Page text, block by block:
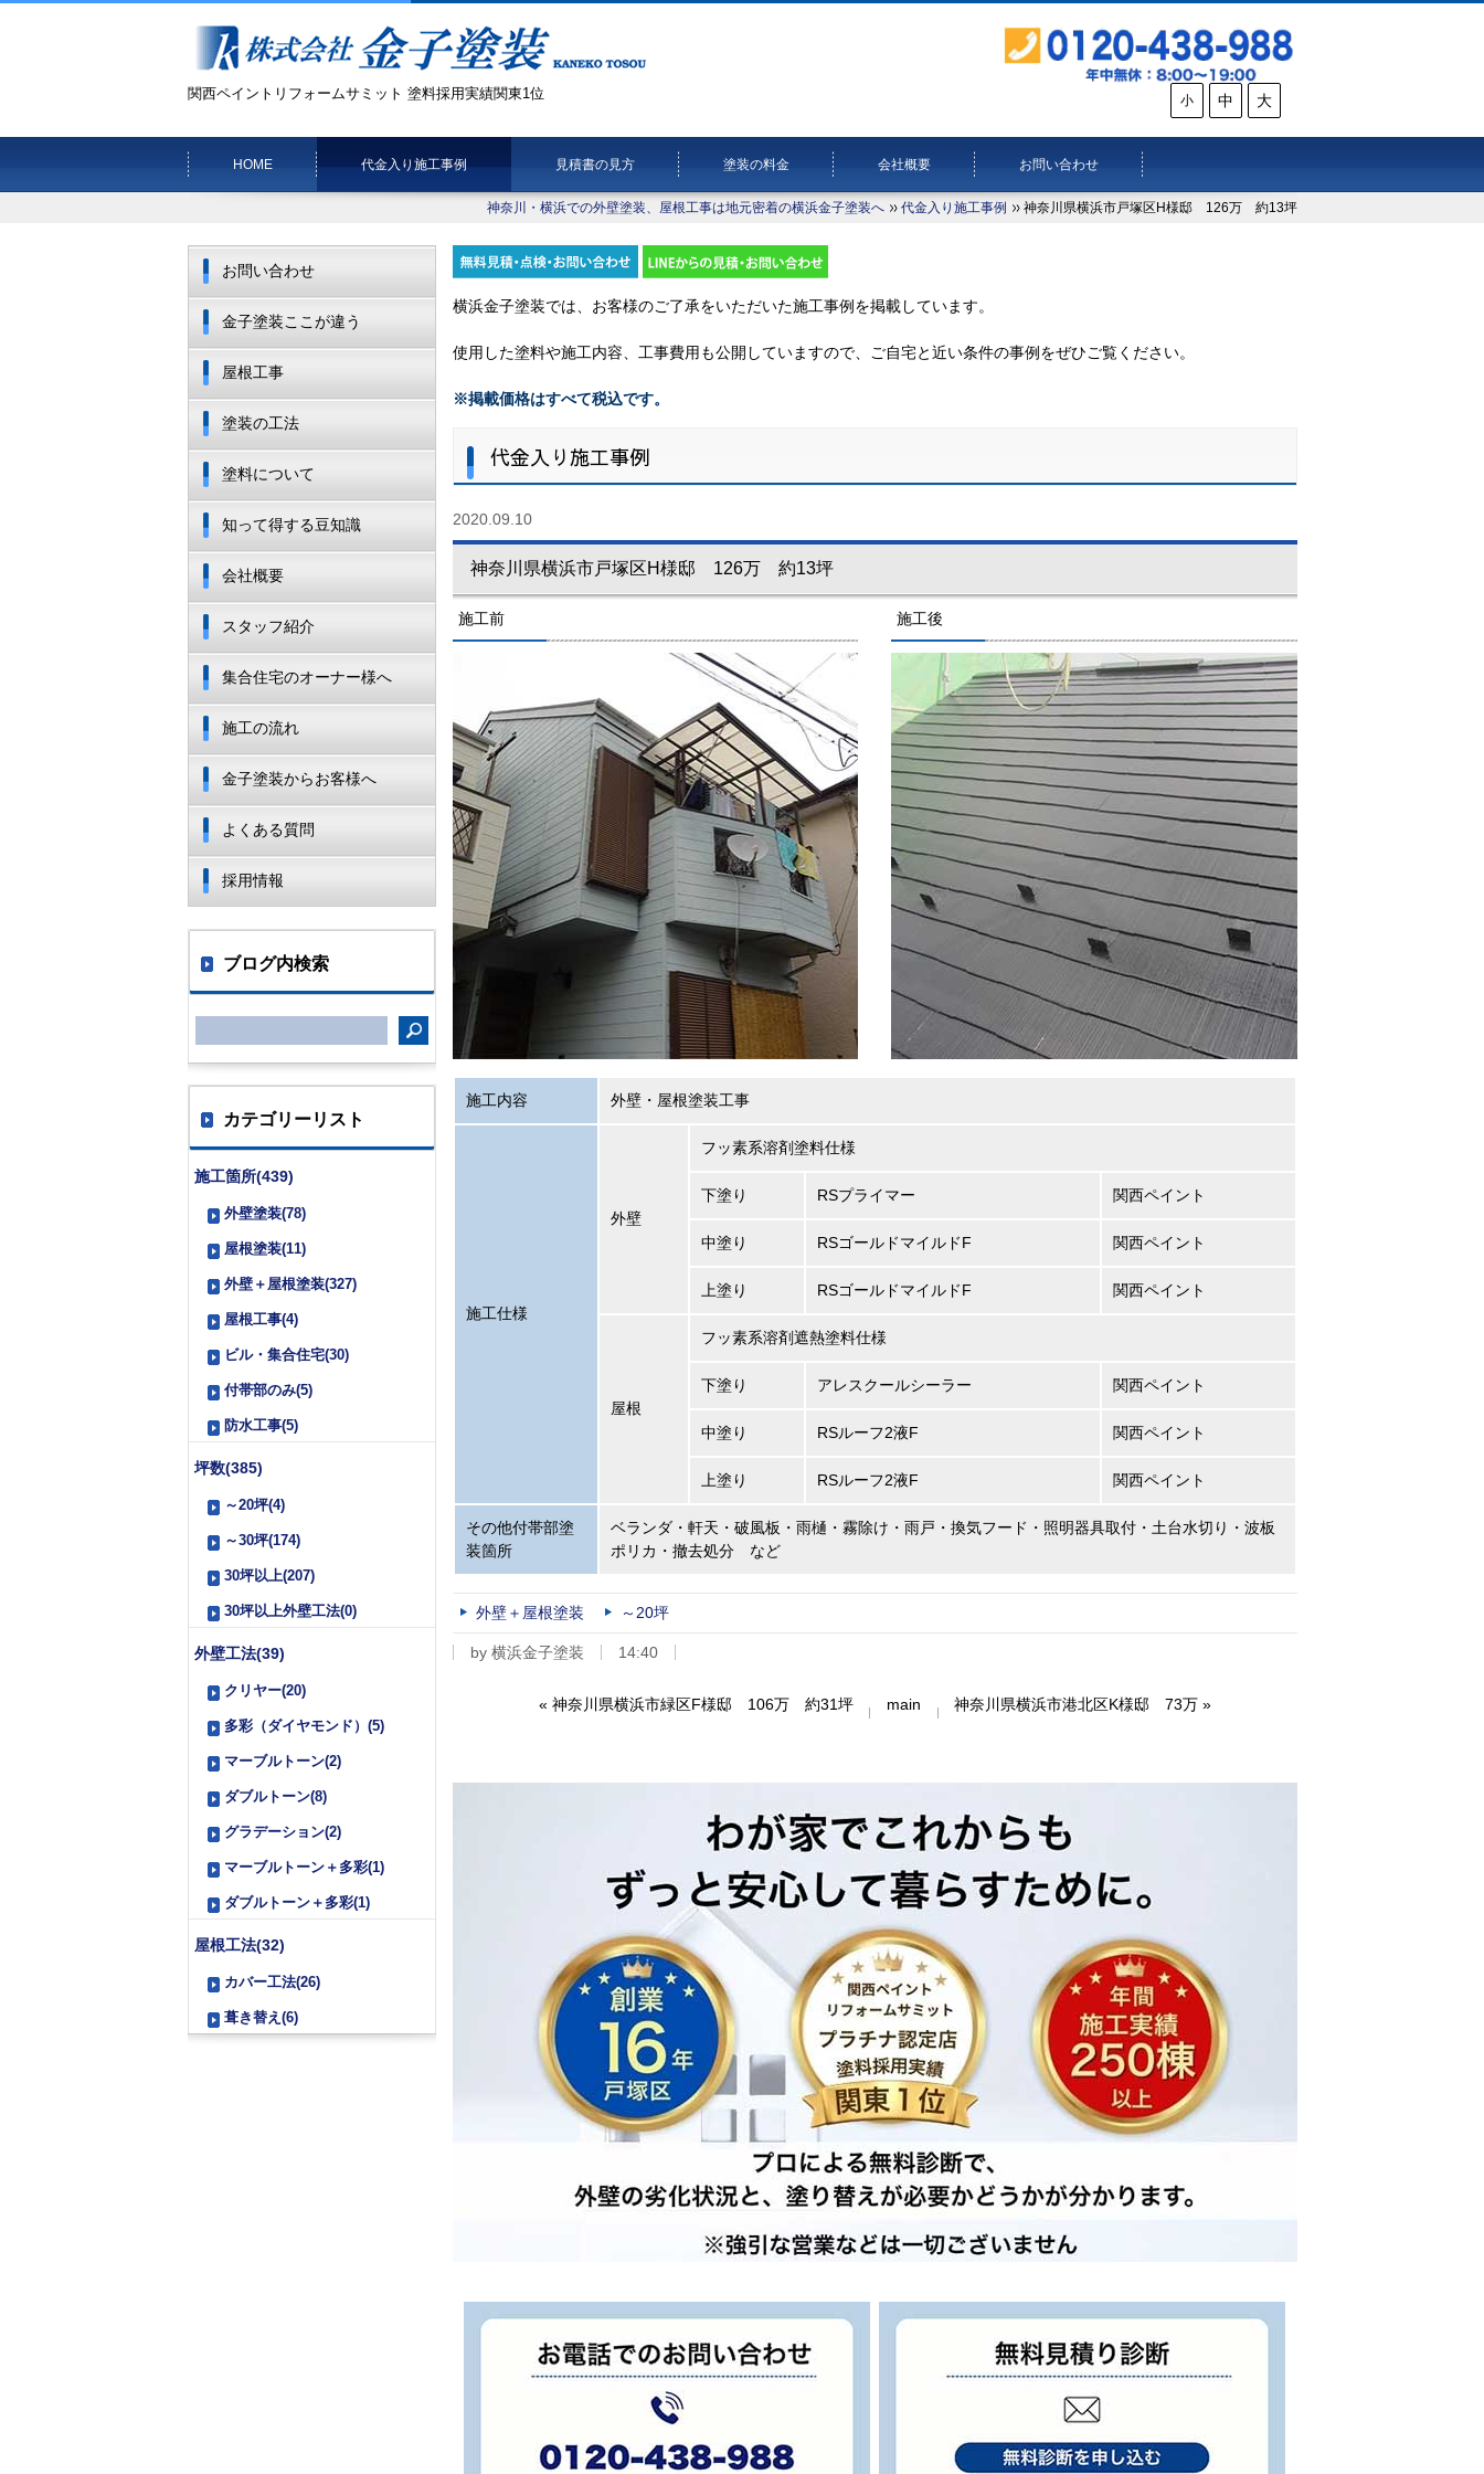
関西ペイントリフォームサミット 塗料採用実績関東1位 小 中 大
HOME 代金入り施工事例 見積書の見方 塗装の料金 会社概要 お問い合わせ
神奈川・横浜での外壁塗装、屋根工事は地元密着の横浜金子塗装へ 代金入り施工事例 神奈川県横浜市戸塚区H様邸 126万 約13坪
横浜金子塗装では、お客様のご了承をいただいた施工事例を掲載しています。
使用した塗料や施工内容、工事費用も公開していますので、ご自宅と近い条件の事例をぜひご覧ください。
※掲載価格はすべて税込です。
代金入り施工事例
2020.09.10
神奈川県横浜市戸塚区H様邸 126万 約13坪
施工前 施工後
施工内容 外壁・屋根塗装工事
施工仕様
外壁
フッ素系溶剤塗料仕様
下塗り RSプライマー 関西ペイント
中塗り RSゴールドマイルドF 関西ペイント
上塗り RSゴールドマイルドF 関西ペイント
屋根
フッ素系溶剤遮熱塗料仕様
下塗り アレスクールシーラー 関西ペイント
中塗り RSルーフ2液F 関西ペイント
上塗り RSルーフ2液F 関西ペイント
その他付帯部塗
装箇所
ベランダ・軒天・破風板・雨樋・霧除け・雨戸・換気フード・照明器具取付・土台水切り・波板
ポリカ・撤去処分 など
外壁＋屋根塗装 ～20坪
by 横浜金子塗装 14:40
« 神奈川県横浜市緑区F様邸 106万 約31坪 main 神奈川県横浜市港北区K様邸 73万»
お問い合わせ
金子塗装ここが違う
屋根工事
塗装の工法
塗料について
知って得する豆知識
会社概要
スタッフ紹介
集合住宅のオーナー様へ
施工の流れ
金子塗装からお客様へ
よくある質問
採用情報
ブログ内検索
カテゴリーリスト
施工箇所(439)
外壁塗装(78)
屋根塗装(11)
外壁＋屋根塗装(327)
屋根工事(4)
ビル・集合住宅(30)
付帯部のみ(5)
防水工事(5)
坪数(385)
～20坪(4)
～30坪(174)
30坪以上(207)
30坪以上外壁工法(0)
外壁工法(39)
クリヤー(20)
多彩（ダイヤモンド）(5)
マーブルトーン(2)
ダブルトーン(8)
グラデーション(2)
マーブルトーン＋多彩(1)
ダブルトーン＋多彩(1)
屋根工法(32)
カバー工法(26)
葺き替え(6)